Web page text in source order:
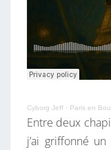
Cyborg Jeff · Paris en
Entre deux
j’ai griffonné